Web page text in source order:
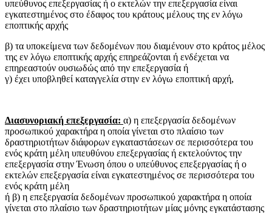
υπεύθυνος επεξεργασίας ή ο εκτελών την επεξεργασία είναι
εγκατεστημένος στο έδαφος του κράτους μέλους της εν λόγω
εποπτικής αρχής
β) τα υποκείμενα των δεδομένων που διαμένουν στο κράτος μέλος
της εν λόγω εποπτικής αρχής επηρεάζονται ή ενδέχεται να
επηρεαστούν ουσιωδώς από την επεξεργασία ή
γ) έχει υποβληθεί καταγγελία στην εν λόγω εποπτική αρχή,
Διασυνοριακή επεξεργασία: α) η επεξεργασία δεδομένων
προσωπικού χαρακτήρα η οποία γίνεται στο πλαίσιο των
δραστηριοτήτων διάφορων εγκαταστάσεων σε περισσότερα του
ενός κράτη μέλη υπευθύνου επεξεργασίας ή εκτελούντος την
επεξεργασία στην Ένωση όπου ο υπεύθυνος επεξεργασίας ή ο
εκτελών επεξεργασία είναι εγκατεστημένος σε περισσότερα του
ενός κράτη μέλη
ή β) η επεξεργασία δεδομένων προσωπικού χαρακτήρα η οποία
γίνεται στο πλαίσιο των δραστηριοτήτων μίας μόνης εγκατάστασης